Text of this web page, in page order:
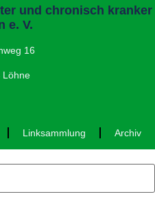
und chronisch kranker
e. V.
16
Löhne
Linksammlung Archiv